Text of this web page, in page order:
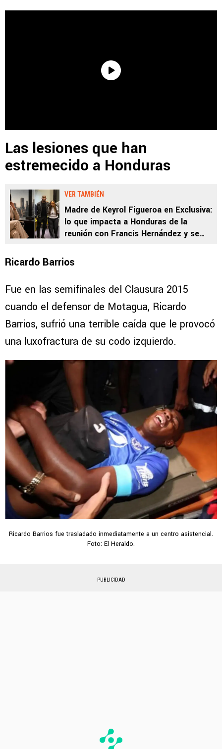
Las lesiones que han
estremecido a Honduras
VER TAMBIÉN
Madre de Keyrol Figueroa en Exclusiva:
lo que impacta a Honduras de la
reunión con Francis Hernández y se
Ricardo Barrios
Fue en las semifinales del Clausura 2015
cuando el defensor de Motagua, Ricardo
Barrios, sufrió una terrible caída que le provocó
una luxofractura de su codo izquierdo.
Ricardo Barrios fue trasladado inmediatamente a un centro asistencial.
Foto: El Heraldo.
PUBLICIDAD